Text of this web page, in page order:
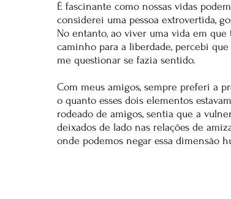
É fascinante como nossas vidas
considerei uma pessoa extrovertida,
No entanto, ao viver uma vida em
caminho para a liberdade, percebi
me questionar se fazia sentido.
Com meus amigos, sempre preferi a
o quanto esses dois elementos
rodeado de amigos, sentia que a
deixados de lado nas relações de
onde podemos negar essa dimensão